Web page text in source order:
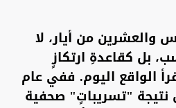
والعشرين من أيار، لا
بل كقاعدةِ ارتكازٍ
الواقع اليوم. ففي عام
نتيجة "تسريباتٍ" صحفية